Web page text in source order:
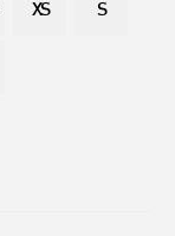
XS S